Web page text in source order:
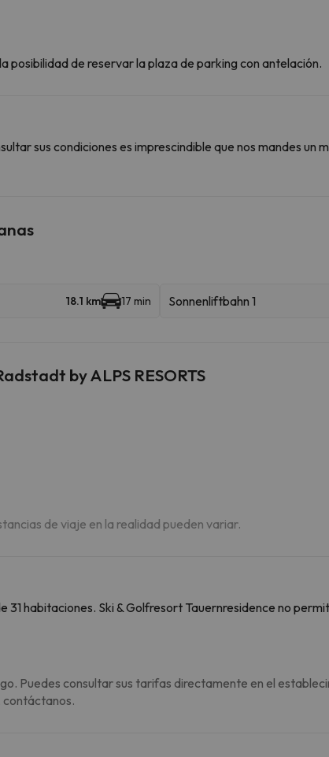
posibilidad de reservar la plaza de parking con antelación.
sus condiciones es imprescindible que nos mandes un
18.1 km 17 min Sonnenliftbahn 1
by ALPS RESORTS
de viaje en la realidad pueden variar.
habitaciones. Ski & Golfresort Tauernresidence no
Puedes consultar sus tarifas directamente en el
contáctanos.